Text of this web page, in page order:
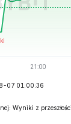
07 01:00:36
Wyniki z